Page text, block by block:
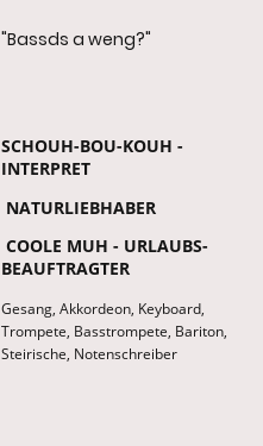
"Bassds a weng?"
SCHOUH-BOU-KOUH -
INTERPRET
NATURLIEBHABER
COOLE MUH - URLAUBS-
BEAUFTRAGTER
Gesang, Akkordeon, Keyboard,
Trompete, Basstrompete, Bariton,
Steirische, Notenschreiber